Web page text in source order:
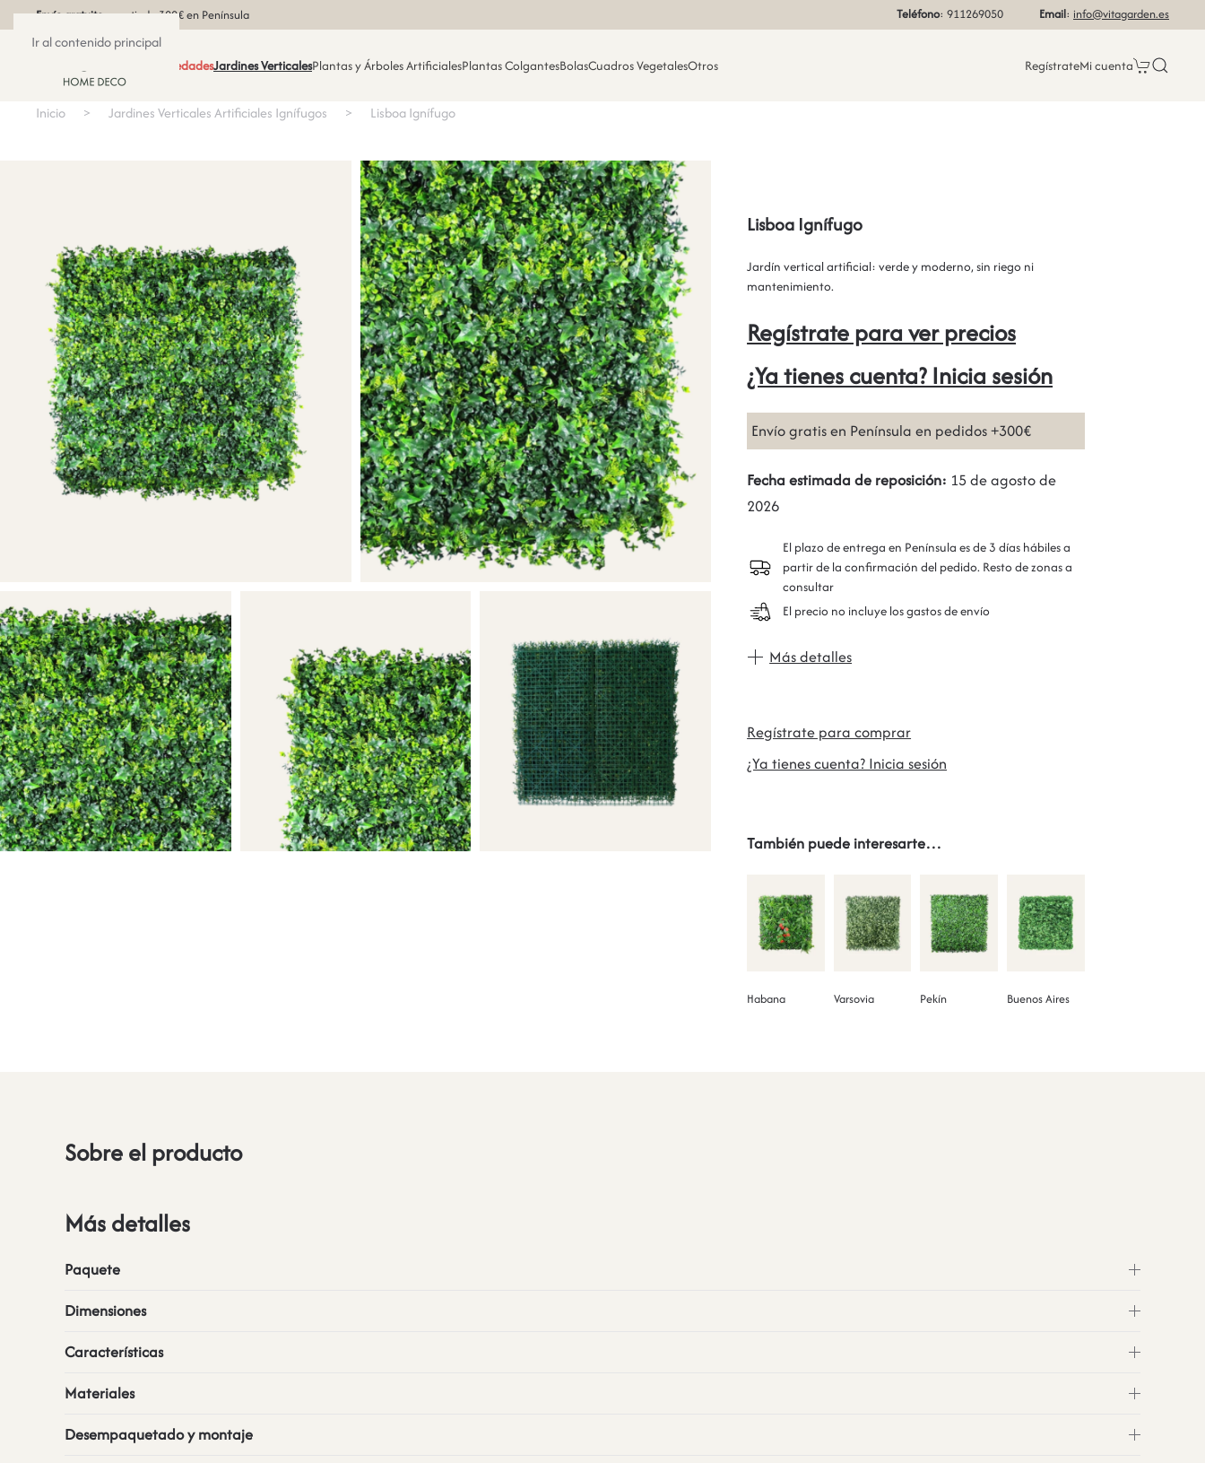
Ir al contenido principal
Envío gratuitoa partir de 300€ en Península Teléfono: 911269050 Email: info@vitagarden.es
NovedadesJardines VerticalesPlantas y Árboles ArtificialesPlantas ColgantesBolasCuadros VegetalesOtros RegístrateMi cuenta
Inicio Jardines Verticales Artificiales Ignífugos Lisboa Ignífugo
Lisboa Ignífugo
Jardín vertical artificial: verde y moderno, sin riego ni
mantenimiento.
Regístrate para ver precios
¿Ya tienes cuenta? Inicia sesión
Envío gratis en Península en pedidos +300€
Fecha estimada de reposición: 15 de agosto de
2026
El plazo de entrega en Península es de 3 días hábiles a
partir de la confirmación del pedido. Resto de zonas a
consultar
El precio no incluye los gastos de envío
Más detalles
Regístrate para comprar
¿Ya tienes cuenta? Inicia sesión
También puede interesarte…
Habana Varsovia Pekín Buenos Aires
Sobre el producto
Más detalles
Paquete
Dimensiones
Características
Materiales
Desempaquetado y montaje